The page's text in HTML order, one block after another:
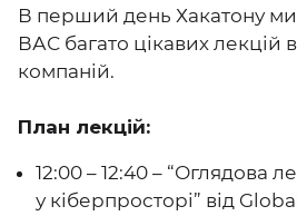
В перший день Хакатону ми
ВАС багато цікавих лекцій
компаній.
План лекцій:
12:00 – 12:40 – “Оглядова
у кіберпросторі” від